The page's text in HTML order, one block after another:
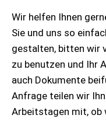
Wir helfen Ihnen
Sie und uns so
gestalten, bitten wir
zu benutzen und Ihr
auch Dokumente
Anfrage teilen wir
Arbeitstagen mit, ob